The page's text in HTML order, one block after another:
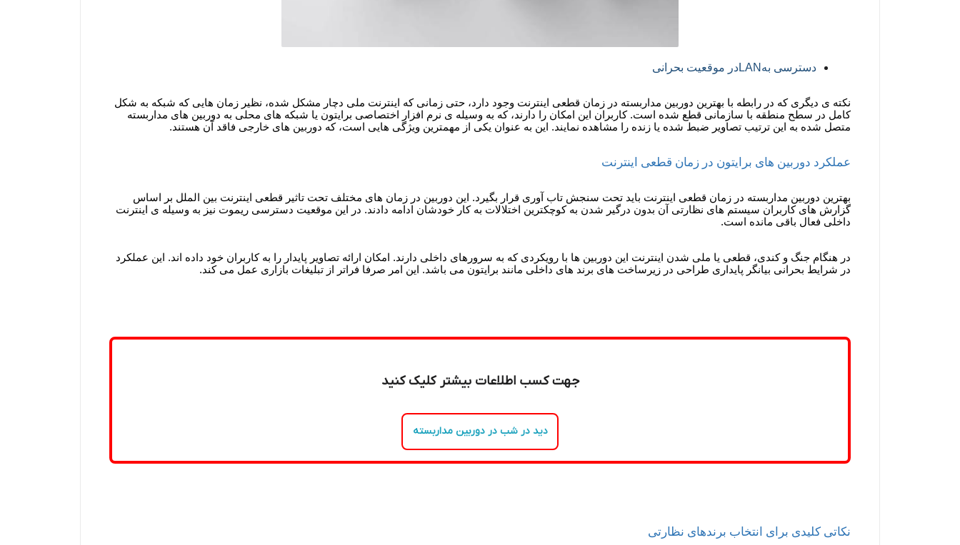
دسترسی به LANدر موقعیت بحرانی
نکته ی دیگری که در رابطه با بهترین دوربین مداربسته در زمان قطعی اینترنت وجود دارد، حتی زمانی که اینترنت ملی دچار مشکل شده، نظیر زمان هایی که شبکه به شکل
کامل در سطح منطقه با سازمانی قطع شده است. کاربران این امکان را دارند، که به وسیله ی نرم افزار اختصاصی برایتون یا شبکه های محلی به دوربین های مداربسته
متصل شده به این ترتیب تصاویر ضبط شده یا زنده را مشاهده نمایند. این به عنوان یکی از مهمترین ویژگی هایی است، که دوربین های خارجی فاقد آن هستند.
عملکرد دوربین های برایتون در زمان قطعی اینترنت
بهترین دوربین مداربسته در زمان قطعی اینترنت باید تحت سنجش تاب آوری قرار بگیرد. این دوربین در زمان های مختلف تحت تاثیر قطعی اینترنت بین الملل بر اساس
گزارش های کاربران سیستم های نظارتی آن بدون درگیر شدن به کوچکترین اختلالات به کار خودشان ادامه دادند. در این موقعیت دسترسی ریموت نیز به وسیله ی اینترنت
داخلی فعال باقی مانده است.
در هنگام جنگ و کندی، قطعی یا ملی شدن اینترنت این دوربین ها با رویکردی که به سرورهای داخلی دارند. امکان ارائه تصاویر پایدار را به کاربران خود داده اند. این عملکرد
در شرایط بحرانی بیانگر پایداری طراحی در زیرساخت های برند های داخلی مانند برایتون می باشد. این امر صرفا فراتر از تبلیغات بازاری عمل می کند.
جهت کسب اطلاعات بیشتر کلیک کنید
دید در شب در دوربین مداربسته
نکاتی کلیدی برای انتخاب برندهای نظارتی